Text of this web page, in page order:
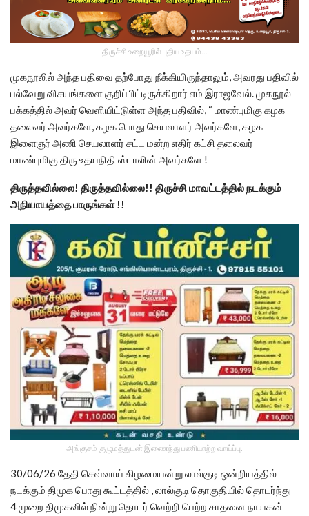
திருச்சி உறையூரில் புதிய உதயம்...
முகநூலில் அந்த பதிவை தற்போது நீக்கியிருந்தாலும், அவரது பதிவில்
பல்வேறு விசயங்களை குறிப்பிட்டிருக்கிறார் எம் இராஜவேல். முகநூல்
பக்கத்தில் அவர் வெளியிட்டுள்ள அந்த பதிவில், “ மாண்புமிகு கழக
தலைவர் அவர்களே, கழக பொது செயலாளர் அவர்களே, கழக
இளைஞர் அணி செயலாளர் சட்ட மன்ற எதிர் கட்சி தலைவர்
மாண்புமிகு திரு உதயநிதி ஸ்டாலின் அவர்களே !
திருத்தவில்லை! திருத்தவில்லை!! திருச்சி மாவட்டத்தில் நடக்கும்
அநியாயத்தை பாருங்கள் !!
அங்குசம் குழுமத்துடன் இணைந்து பணியாற்ற வாய்ப்பு.
30/06/26 தேதி செவ்வாய் கிழமையன்று லால்குடி ஒன்றியத்தில்
நடக்கும் திமுக பொது கூட்டத்தில் , லால்குடி தொகுதியில் தொடர்ந்து
4 முறை திமுகவில் நின்று தொடர் வெற்றி பெற்ற சாதனை நாயகன்